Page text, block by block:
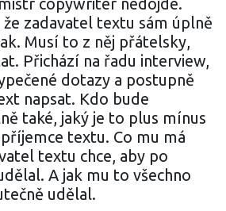
zadavatel textu sám úplně
Musí to z něj přátelsky,
Přichází na řadu interview,
dotazy a postupně
napsat. Kdo bude
také, jaký je to plus mínus
textu. Co mu má
textu chce, aby po
A jak mu to všechno
udělal.